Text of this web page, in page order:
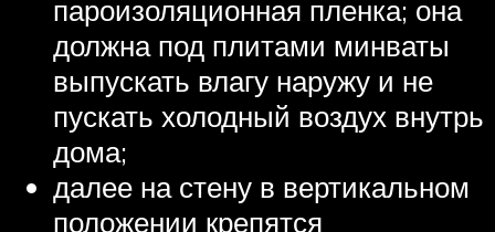
пароизоляционная пленка; она
должна под плитами минваты
выпускать влагу наружу и не
пускать холодный воздух внутрь
дома;
далее на стену в вертикальном
положении крепятся